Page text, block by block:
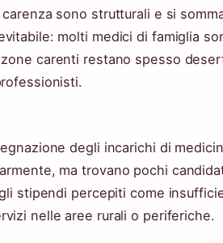
sono strutturali e si
molti medici di famiglia
carenti restano spesso
degli incarichi di
ma trovano pochi
stipendi percepiti come
nelle aree rurali o periferiche.